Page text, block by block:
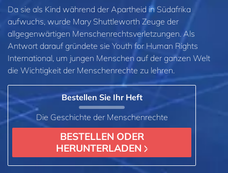
Da sie als Kind während der Apartheid in Südafrika
aufwuchs, wurde Mary Shuttleworth Zeuge der
allgegenwärtigen Menschenrechtsverletzungen. Als
Antwort darauf gründete sie Youth for Human Rights
International, um jungen Menschen auf der ganzen Welt
die Wichtigkeit der Menschenrechte zu lehren.
Bestellen Sie Ihr Heft
Die Geschichte der Menschenrechte
BESTELLEN ODER
HERUNTERLADEN